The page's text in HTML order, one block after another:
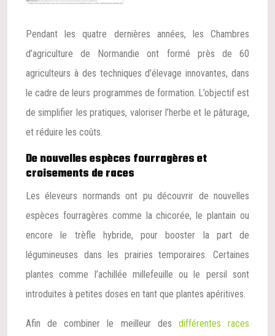
Pendant les quatre dernières années, les Chambres
d’agriculture de Normandie ont formé près de 60
agriculteurs à des techniques d’élevage innovantes, dans
le cadre de leurs programmes de formation. L’objectif est
de simplifier les pratiques, valoriser l’herbe et le pâturage,
et réduire les coûts.
De nouvelles espèces fourragères et
croisements de races
Les éleveurs normands ont pu découvrir de nouvelles
espèces fourragères comme la chicorée, le plantain ou
encore le trèfle hybride, pour booster la part de
légumineuses dans les prairies temporaires. Certaines
plantes comme l’achillée millefeuille ou le persil sont
introduites à petites doses en tant que plantes apéritives.
Afin de combiner le meilleur des différentes races